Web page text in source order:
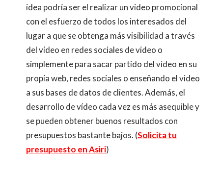
idea podría ser el realizar un video promocional
con el esfuerzo de todos los interesados del
lugar a que se obtenga más visibilidad a través
del vídeo en redes sociales de video o
simplemente para sacar partido del vídeo en su
propia web, redes sociales o enseñando el video
a sus bases de datos de clientes. Además, el
desarrollo de vídeo cada vez es más asequible y
se pueden obtener buenos resultados con
presupuestos bastante bajos. (Solicita tu
presupuesto en Asiri)